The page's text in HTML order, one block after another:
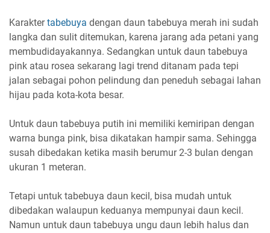
Karaktertabebuya dengan daun tabebuya merah ini sudah
langka dan sulit ditemukan, karena jarang ada petani yang
membudidayakannya. Sedangkan untuk daun tabebuya
pink atau rosea sekarang lagi trend ditanam pada tepi
jalan sebagai pohon pelindung dan peneduh sebagai lahan
hijau pada kota-kota besar.
Untuk daun tabebuya putih ini memiliki kemiripan dengan
warna bunga pink, bisa dikatakan hampir sama. Sehingga
susah dibedakan ketika masih berumur 2-3 bulan dengan
ukuran 1 meteran.
Tetapi untuk tabebuya daun kecil, bisa mudah untuk
dibedakan walaupun keduanya mempunyai daun kecil.
Namun untuk daun tabebuya ungu daun lebih halus dan